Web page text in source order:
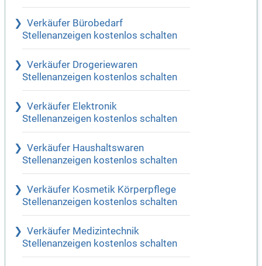
Verkäufer Bürobedarf
Stellenanzeigen kostenlos schalten
Verkäufer Drogeriewaren
Stellenanzeigen kostenlos schalten
Verkäufer Elektronik
Stellenanzeigen kostenlos schalten
Verkäufer Haushaltswaren
Stellenanzeigen kostenlos schalten
Verkäufer Kosmetik Körperpflege
Stellenanzeigen kostenlos schalten
Verkäufer Medizintechnik
Stellenanzeigen kostenlos schalten